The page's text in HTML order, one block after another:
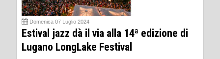
Domenica 07 Luglio 2024
Estival jazz dà il via alla 14ª edizione di
Lugano LongLake Festival